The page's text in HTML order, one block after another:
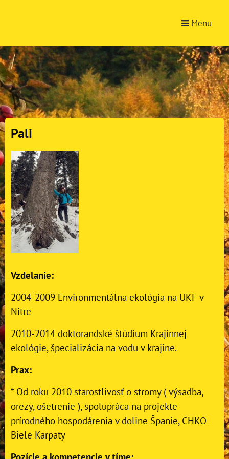
Menu
Pali
Vzdelanie:
2004-2009 Environmentálna ekológia na UKF v
Nitre
2010-2014 doktorandské štúdium Krajinnej
ekológie, špecializácia na vodu v krajine.
Prax:
* Od roku 2010 starostlivosť o stromy ( výsadba,
orezy, ošetrenie ), spolupráca na projekte
prírodného hospodárenia v doline Španie, CHKO
Biele Karpaty